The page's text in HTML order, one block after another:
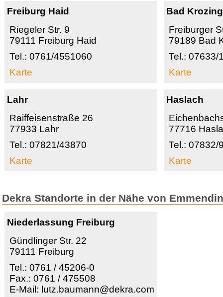
Freiburg Haid
Riegeler Str. 9
79111 Freiburg Haid
Tel.: 0761/4551060
Karte
Bad
Freiburger
79189 Bad
Tel.: 07633/
Karte
Lahr
Raiffeisenstraße 26
77933 Lahr
Tel.: 07821/43870
Karte
Haslach
77716
Tel.: 07832/
Karte
Dekra Standorte in der Nähe von
Niederlassung Freiburg
Gündlinger Str. 22
79111 Freiburg
Tel.: 0761 / 45206-0
Fax.: 0761 / 475508
E-Mail: lutz.baumann@dekra.com